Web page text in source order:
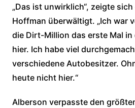
„Das ist unwirklich“, zeigte
Hoffman überwältigt. „Ich war
die Dirt-Million das erste Mal in
hier. Ich habe viel
verschiedene Autobesitzer.
heute nicht hier.“
Alberson verpasste den